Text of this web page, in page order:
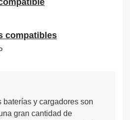
compatibles
baterías y cargadores son
gran cantidad de